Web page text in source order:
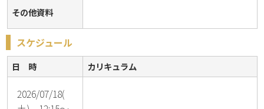
その他資料
スケジュール
日 時 カリキュラム
2026/07/18(